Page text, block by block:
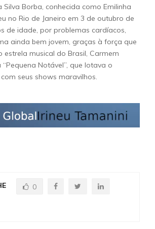
Silva Borba, conhecida como Emilinha
no Rio de Janeiro em 3 de outubro de
de idade, por problemas cardíacos,
ainda bem jovem, graças à força que
estrela musical do Brasil, Carmem
Notável”, que lotava o
seus shows maravilhos.
0